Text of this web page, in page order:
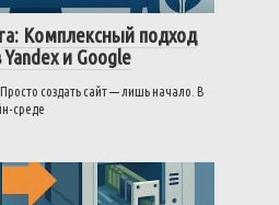
Комплексный подход
и Google
создать сайт — лишь начало. В
среде